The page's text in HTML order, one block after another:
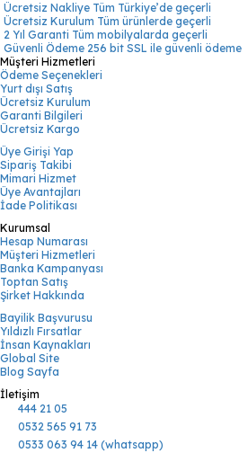
Ücretsiz Nakliye Tüm Türkiye’de geçerli
Ücretsiz Kurulum Tüm ürünlerde geçerli
2 Yıl Garanti Tüm mobilyalarda geçerli
Güvenli Ödeme 256 bit SSL ile güvenli ödeme
Müşteri Hizmetleri
Ödeme Seçenekleri
Yurt dışı Satış
Ücretsiz Kurulum
Garanti Bilgileri
Ücretsiz Kargo
Üye Girişi Yap
Sipariş Takibi
Mimari Hizmet
Üye Avantajları
İade Politikası
Kurumsal
Hesap Numarası
Müşteri Hizmetleri
Banka Kampanyası
Toptan Satış
Şirket Hakkında
Bayilik Başvurusu
Yıldızlı Fırsatlar
İnsan Kaynakları
Global Site
Blog Sayfa
İletişim
444 21 05
0532 565 91 73
0533 063 94 14 (whatsapp)